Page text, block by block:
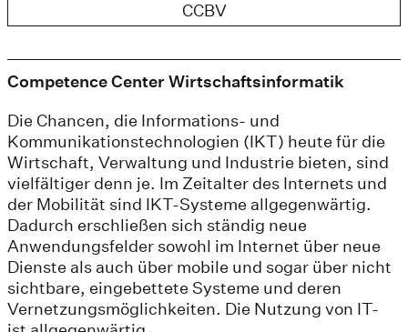
CCBV
Competence Center Wirtschaftsinformatik
Die Chancen, die Informations- und
Kommunikationstechnologien (IKT) heute für die
Wirtschaft, Verwaltung und Industrie bieten, sind
vielfältiger denn je. Im Zeitalter des Internets und
der Mobilität sind IKT-Systeme allgegenwärtig.
Dadurch erschließen sich ständig neue
Anwendungsfelder sowohl im Internet über neue
Dienste als auch über mobile und sogar über nicht
sichtbare, eingebettete Systeme und deren
Vernetzungsmöglichkeiten. Die Nutzung von IT-